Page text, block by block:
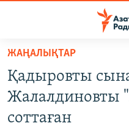
Skip
main
content
САЯСАТ
ЖАҢАЛЫҚТАР
Қадыровты
Жалалдиновты
соттаған